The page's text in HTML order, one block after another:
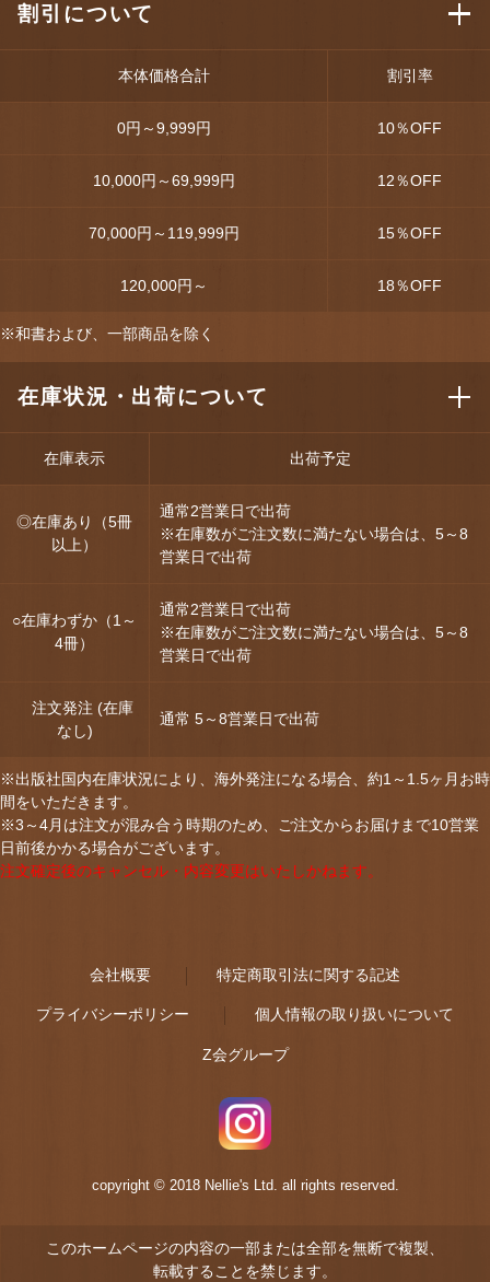
割引について
本体価格合計 割引率
0円～9,999円 10％OFF
10,000円～69,999円 12％OFF
70,000円～119,999円 15％OFF
120,000円～ 18％OFF
※和書および、一部商品を除く
在庫状況・出荷について
在庫表示 出荷予定
◎在庫あり（5冊
以上）
通常2営業日で出荷
※在庫数がご注文数に満たない場合は、5～8
営業日で出荷
○在庫わずか（1～
4冊）
通常2営業日で出荷
※在庫数がご注文数に満たない場合は、5～8
営業日で出荷
注文発注 (在庫
なし)
通常 5～8営業日で出荷
※出版社国内在庫状況により、海外発注になる場合、約1～1.5ヶ月お時
間をいただきます。
※3～4月は注文が混み合う時期のため、ご注文からお届けまで10営業
日前後かかる場合がございます。
注文確定後のキャンセル・内容変更はいたしかねます。
会社概要 特定商取引法に関する記述
プライバシーポリシー 個人情報の取り扱いについて
Z会グループ
copyright © 2018 Nellie's Ltd. all rights reserved.
このホームページの内容の一部または全部を無断で複製、
転載することを禁じます。